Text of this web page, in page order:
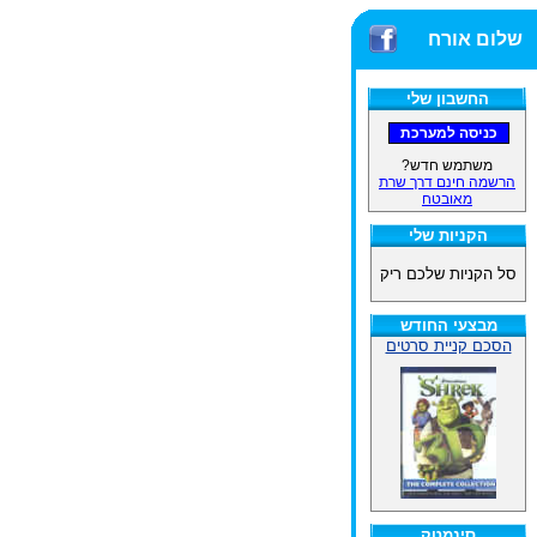
שלום אורח
החשבון שלי
משתמש חדש?
הרשמה חינם דרך שרת
מאובטח
הקניות שלי
סל הקניות שלכם ריק
מבצעי החודש
הסכם קניית סרטים